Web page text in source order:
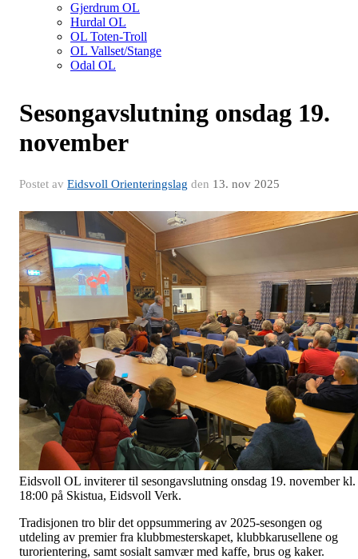
Gjerdrum OL
Hurdal OL
OL Toten-Troll
OL Vallset/Stange
Odal OL
Sesongavslutning onsdag 19.
november
Postet av Eidsvoll Orienteringslag den 13. nov 2025
Eidsvoll OL inviterer til sesongavslutning onsdag 19. november kl.
18:00 på Skistua, Eidsvoll Verk.
Tradisjonen tro blir det oppsummering av 2025-sesongen og
utdeling av premier fra klubbmesterskapet, klubbkarusellene og
turorientering, samt sosialt samvær med kaffe, brus og kaker.